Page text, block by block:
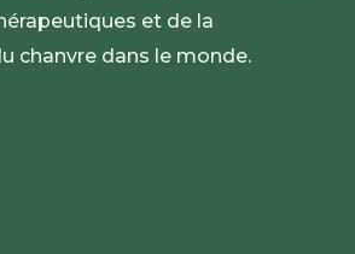
et de la
chanvre dans le monde.